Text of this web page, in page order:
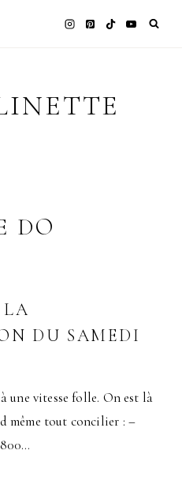
DO
LA
DU SAMEDI
une vitesse folle. On est là
même tout concilier : –